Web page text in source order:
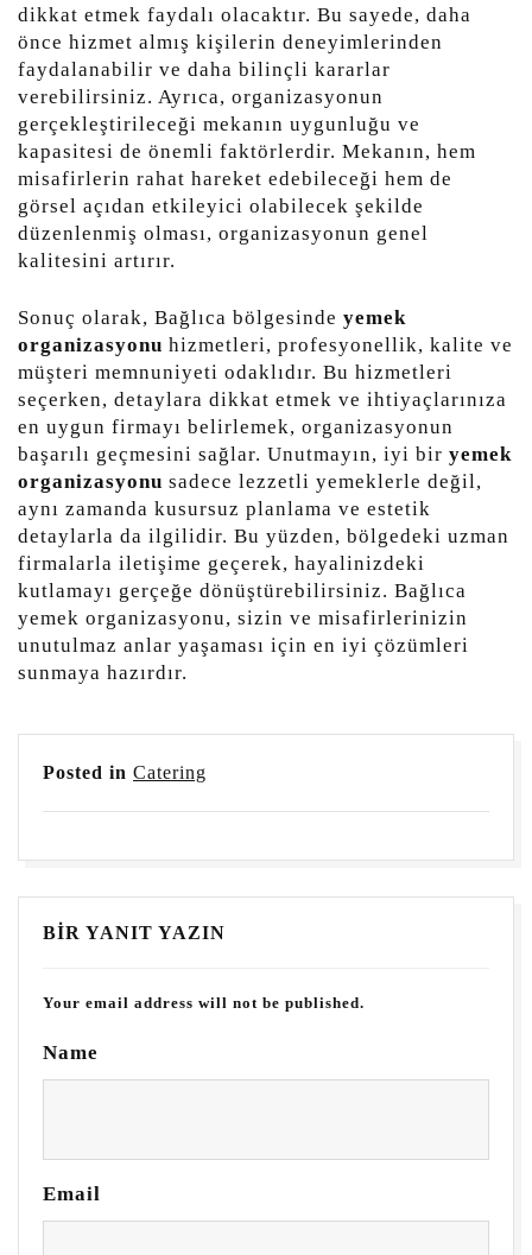
dikkat etmek faydalı olacaktır. Bu sayede, daha
önce hizmet almış kişilerin deneyimlerinden
faydalanabilir ve daha bilinçli kararlar
verebilirsiniz. Ayrıca, organizasyonun
gerçekleştirileceği mekanın uygunluğu ve
kapasitesi de önemli faktörlerdir. Mekanın, hem
misafirlerin rahat hareket edebileceği hem de
görsel açıdan etkileyici olabilecek şekilde
düzenlenmiş olması, organizasyonun genel
kalitesini artırır.
Sonuç olarak, Bağlıca bölgesinde yemek
organizasyonu hizmetleri, profesyonellik, kalite ve
müşteri memnuniyeti odaklıdır. Bu hizmetleri
seçerken, detaylara dikkat etmek ve ihtiyaçlarınıza
en uygun firmayı belirlemek, organizasyonun
başarılı geçmesini sağlar. Unutmayın, iyi bir yemek
organizasyonu sadece lezzetli yemeklerle değil,
aynı zamanda kusursuz planlama ve estetik
detaylarla da ilgilidir. Bu yüzden, bölgedeki uzman
firmalarla iletişime geçerek, hayalinizdeki
kutlamayı gerçeğe dönüştürebilirsiniz. Bağlıca
yemek organizasyonu, sizin ve misafirlerinizin
unutulmaz anlar yaşaması için en iyi çözümleri
sunmaya hazırdır.
Posted in Catering
BIR YANIT YAZIN
Your email address will not be published.
Name
Email